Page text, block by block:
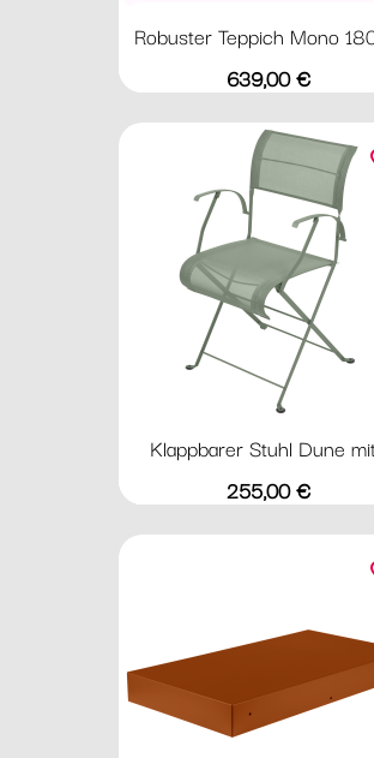
Robuster Teppich Mono
Preis
639,00 €
Klappbarer Stuhl Dune
Preis
255,00 €